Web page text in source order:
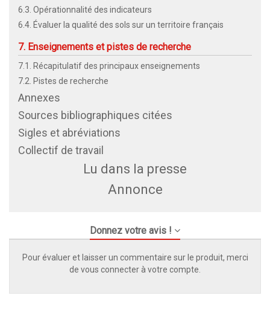
6.3. Opérationnalité des indicateurs
6.4. Évaluer la qualité des sols sur un territoire français
7. Enseignements et pistes de recherche
7.1. Récapitulatif des principaux enseignements
7.2. Pistes de recherche
Annexes
Sources bibliographiques citées
Sigles et abréviations
Collectif de travail
Lu dans la presse
Annonce
Donnez votre avis !
Pour évaluer et laisser un commentaire sur le produit, merci
de vous connecter à votre compte.